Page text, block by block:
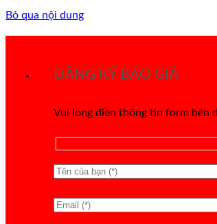
Bỏ qua nội dung
ĐĂNG KÝ BÁO GIÁ
Vui lòng điền thông tin form bên